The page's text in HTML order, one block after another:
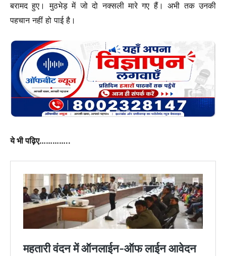
बरामद हुए। मुठभेड़ में जो दो नक्सली मारे गए हैं। अभी तक उनकी
पहचान नहीं हो पाई है।
ये भी पढ़िए…………..